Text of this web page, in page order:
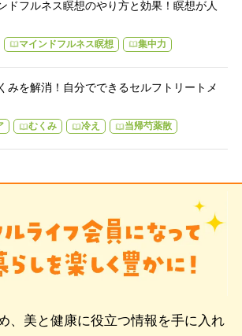
ドフルネス瞑想のやり方と効果！瞑想が人
マインドフルネス瞑想 集中力
みを解消！自分でできるセルフトリートメ
むくみ 冷え 当帰芍薬散
、美と健康に役立つ情報を手に入れ